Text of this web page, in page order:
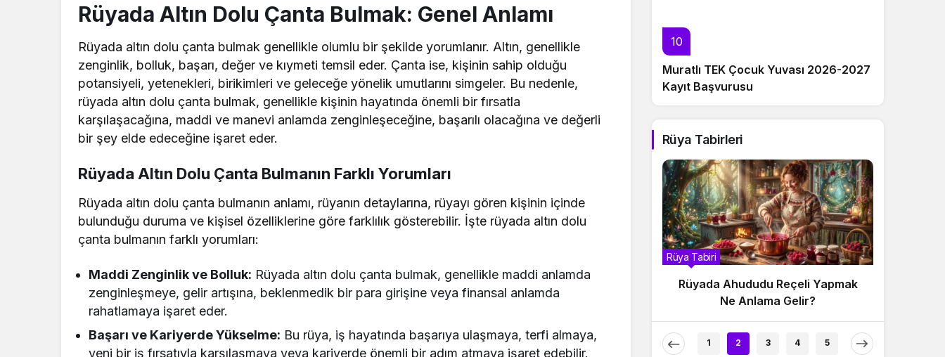
Rüyada Altın Dolu Çanta Bulmak: Genel Anlamı
Rüyada altın dolu çanta bulmak genellikle olumlu bir şekilde yorumlanır. Altın, genellikle
zenginlik, bolluk, başarı, değer ve kıymeti temsil eder. Çanta ise, kişinin sahip olduğu
potansiyeli, yetenekleri, birikimleri ve geleceğe yönelik umutlarını simgeler. Bu nedenle,
rüyada altın dolu çanta bulmak, genellikle kişinin hayatında önemli bir fırsatla
karşılaşacağına, maddi ve manevi anlamda zenginleşeceğine, başarılı olacağına ve değerli
bir şey elde edeceğine işaret eder.
Rüyada Altın Dolu Çanta Bulmanın Farklı Yorumları
Rüyada altın dolu çanta bulmanın anlamı, rüyanın detaylarına, rüyayı gören kişinin içinde
bulunduğu duruma ve kişisel özelliklerine göre farklılık gösterebilir. İşte rüyada altın dolu
çanta bulmanın farklı yorumları:
Maddi Zenginlik ve Bolluk: Rüyada altın dolu çanta bulmak, genellikle maddi anlamda
zenginleşmeye, gelir artışına, beklenmedik bir para girişine veya finansal anlamda
rahatlamaya işaret eder.
Başarı ve Kariyerde Yükselme: Bu rüya, iş hayatında başarıya ulaşmaya, terfi almaya,
yeni bir iş fırsatıyla karşılaşmaya veya kariyerde önemli bir adım atmaya işaret edebilir.
10
Muratlı TEK Çocuk Yuvası 2026-2027
Kayıt Başvurusu
Rüya Tabirleri
Rüyada Ahududu Reçeli Almak Ne
Anlama Gelir? Detaylı Tabirler
Rüyada Ahududu Reçeli Yapmak
Ne Anlama Gelir?
Rüya Tabiri
Rüyada Ahududu
1 2 3 4 5